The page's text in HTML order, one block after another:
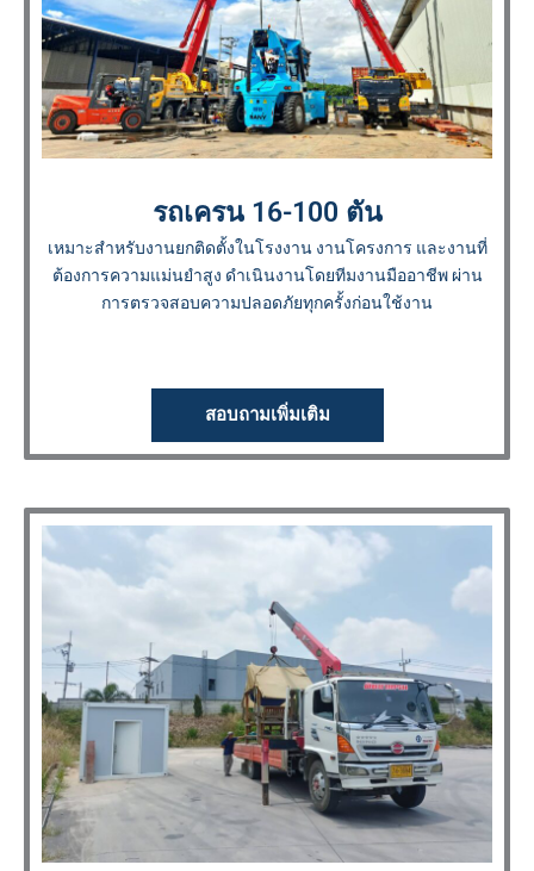
รถเครน 16-100 ตัน
เหมาะสำหรับงานยกติดตั้งในโรงงาน งานโครงการ และงานที่
ต้องการความแม่นยำสูง ดำเนินงานโดยทีมงานมืออาชีพ ผ่าน
การตรวจสอบความปลอดภัยทุกครั้งก่อนใช้งาน
สอบถามเพิ่มเติม